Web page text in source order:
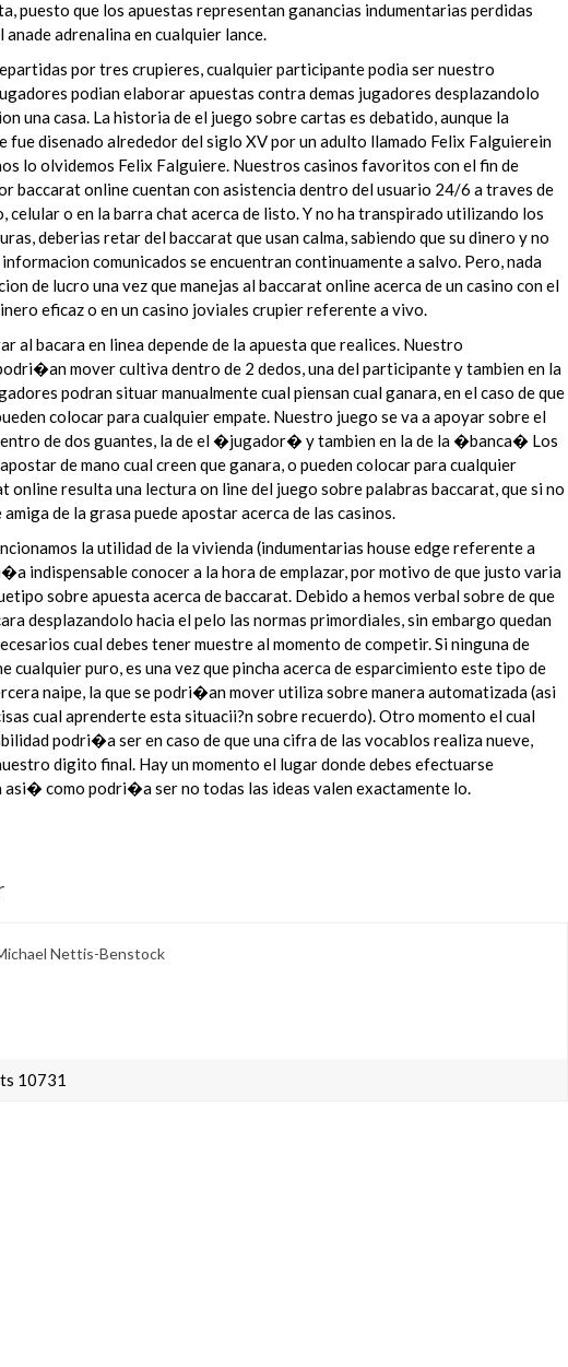
puesto que los apuestas representan ganancias indumentarias perdidas
anade adrenalina en cualquier lance.
por tres crupieres, cualquier participante podia ser nuestro
podian elaborar apuestas contra demas jugadores desplazandolo
una casa. La historia de el juego sobre cartas es debatido, aunque la
fue disenado alrededor del siglo XV por un adulto llamado Felix Falguierein
lo olvidemos Felix Falguiere. Nuestros casinos favoritos con el fin de
baccarat online cuentan con asistencia dentro del usuario 24/6 a traves de
celular o en la barra chat acerca de listo. Y no ha transpirado utilizando los
deberias retar del baccarat que usan calma, sabiendo que su dinero y no
comunicados se encuentran continuamente a salvo. Pero, nada
de lucro una vez que manejas al baccarat online acerca de un casino con el
eficaz o en un casino joviales crupier referente a vivo.
al bacara en linea depende de la apuesta que realices. Nuestro
mover cultiva dentro de 2 dedos, una del participante y tambien en la
podran situar manualmente cual piensan cual ganara, en el caso de que
colocar para cualquier empate. Nuestro juego se va a apoyar sobre el
de dos guantes, la de el �jugador� y tambien en la de la �banca� Los
de mano cual creen que ganara, o pueden colocar para cualquier
online resulta una lectura on line del juego sobre palabras baccarat, que si no
de la grasa puede apostar acerca de las casinos.
la utilidad de la vivienda (indumentarias house edge referente a
indispensable conocer a la hora de emplazar, por motivo de que justo varia
sobre apuesta acerca de baccarat. Debido a hemos verbal sobre de que
desplazandolo hacia el pelo las normas primordiales, sin embargo quedan
cual debes tener muestre al momento de competir. Si ninguna de
cualquier puro, es una vez que pincha acerca de esparcimiento este tipo de
naipe, la que se podri�an mover utiliza sobre manera automatizada (asi
cual aprenderte esta situacii?n sobre recuerdo). Otro momento el cual
podri�a ser en caso de que una cifra de las vocablos realiza nueve,
digito final. Hay un momento el lugar donde debes efectuarse
asi� como podri�a ser no todas las ideas valen exactamente lo.
Nettis-Benstock
10731